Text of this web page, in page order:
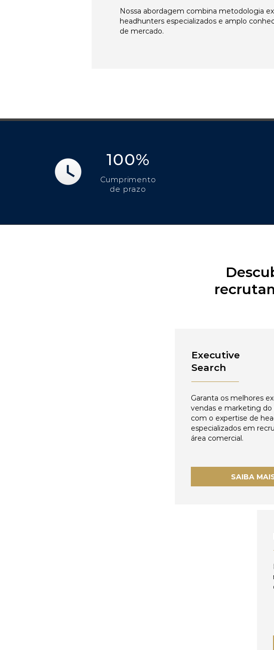
Nossa abordagem combina metodologia
headhunters especializados e amplo
de mercado.
100%
Cumprimento
de prazo
Executive
Search
Garanta os melhores
vendas e marketing do
com o expertise de
especializados em
área comercial.
SAIBA